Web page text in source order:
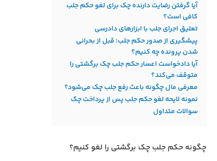
آیا گرفتن رضایت دارنده چک برای لغو حکم جلب
کافی است؟
تعلیق اجرای جلب با ابزارهای دادرسی
پیشگیری از صدور حکم جلب؛ قبل از بحرانی
شدن پرونده چه کنیم؟
آیا دادخواست اعسار حکم جلب چک برگشتی را
متوقف می‌کند؟
معرفی مال چگونه باعث رفع جلب چک می‌شود؟
نمونه لایحه لغو حکم جلب پس از پرداخت چک
سوالات متداول
چگونه حکم جلب چک برگشتی را لغو کنیم؟